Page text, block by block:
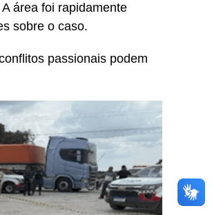
área foi rapidamente
sobre o caso.
passionais podem